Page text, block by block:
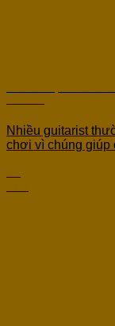
Nhiều guitarist
chơi vì chúng giúp